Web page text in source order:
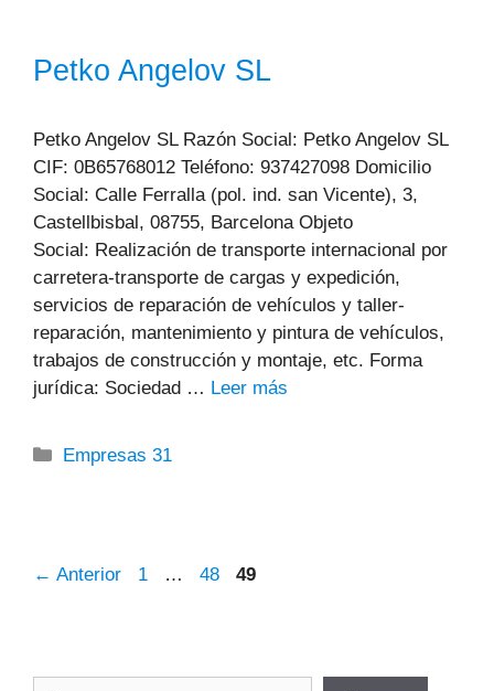
Petko Angelov SL
Petko Angelov SL Razón Social: Petko Angelov SL
CIF: 0B65768012 Teléfono: 937427098 Domicilio
Social: Calle Ferralla (pol. ind. san Vicente), 3,
Castellbisbal, 08755, Barcelona Objeto
Social: Realización de transporte internacional por
carretera-transporte de cargas y expedición,
servicios de reparación de vehículos y taller-
reparación, mantenimiento y pintura de vehículos,
trabajos de construcción y montaje, etc. Forma
jurídica: Sociedad … Leer más
Categorías
Empresas 31
← Anterior Página
1 … Página
48 Página
49